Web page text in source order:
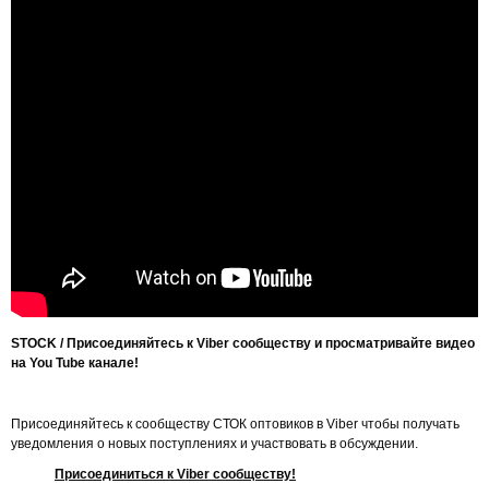
STOCK / Присоединяйтесь к Viber сообществу и просматривайте видео
на You Tube канале!
Присоединяйтесь к сообществу СТОК оптовиков в Viber чтобы получать
уведомления о новых поступлениях и участвовать в обсуждении.
Присоединиться к Viber сообществу!